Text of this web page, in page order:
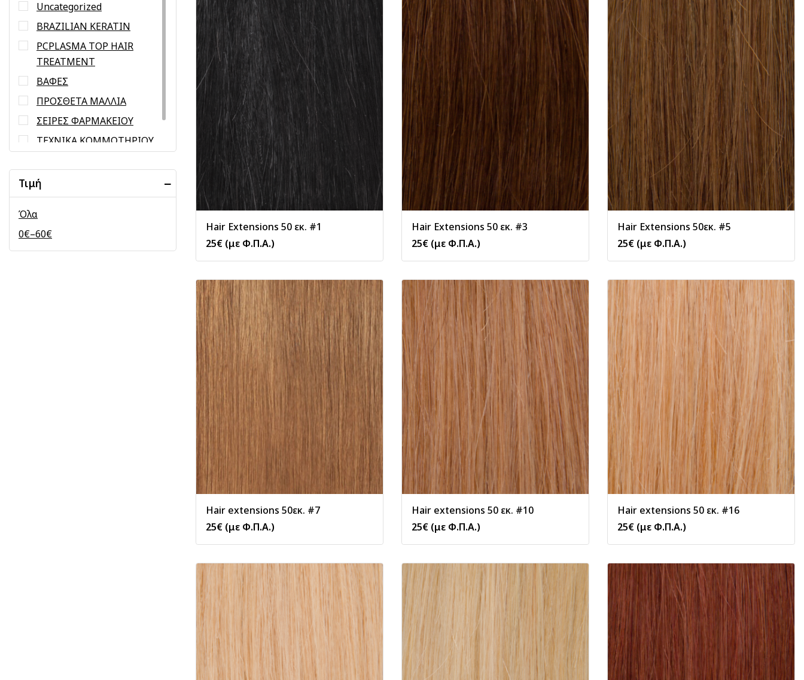
Hair Extensions 50 εκ. #1
25€ (με Φ.Π.Α.)
Hair Extensions 50 εκ. #3
25€ (με Φ.Π.Α.)
Hair Extensions 50εκ. #5
25€ (με Φ.Π.Α.)
Hair extensions 50εκ. #7
25€ (με Φ.Π.Α.)
Hair extensions 50 εκ. #10
25€ (με Φ.Π.Α.)
Hair extensions 50 εκ. #16
25€ (με Φ.Π.Α.)
Uncategorized
BRAZILIAN KERATIN
PCPLASMA TOP HAIR
TREATMENT
ΒΑΦΕΣ
ΠΡΟΣΘΕΤΑ ΜΑΛΛΙΑ
ΣΕΙΡΕΣ ΦΑΡΜΑΚΕΙΟΥ
ΤΕΧΝΙΚΑ ΚΟΜΜΩΤΗΡΙΟΥ
Τιμή
Όλα
0€–60€